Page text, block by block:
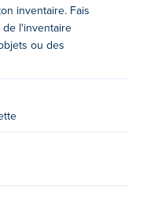
pour les
inventaire. Vous
utiliser sur d'autres
a été créé par le
inventaire. Fais
de l'inventaire
ou des